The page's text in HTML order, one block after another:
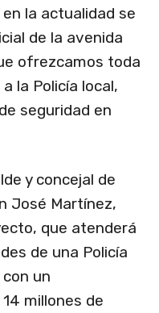
la actualidad se
de la avenida
ofrezcamos toda
la Policía local,
seguridad en
y concejal de
José Martínez,
que atenderá
de una Policía
un
millones de